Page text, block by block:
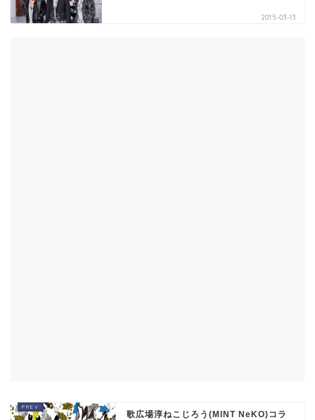
2015-03-13
歌広場淳ねこじろう(MINT NeKO)コラ